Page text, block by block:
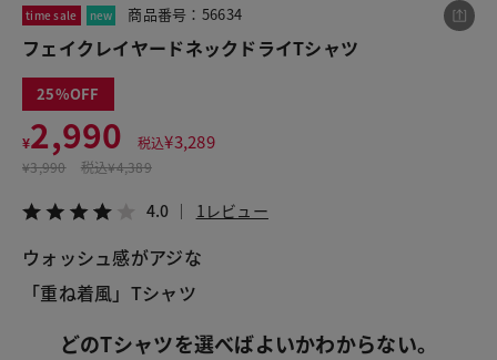
time sale new 商品番号：56634
フェイクレイヤードネックドライTシャツ
25
¥2,990 税込¥3,289
¥3,990 税込¥4,389
4.0 1レビュー
ウォッシュ感がアジな
「重ね着風」Tシャツ
どのTシャツを選べばよいかわからない。
フェイクレイヤードネックドライTシャツ
¥2,990
税込¥3,289
LINE X